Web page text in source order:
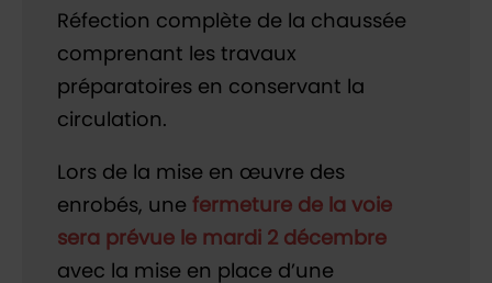
Réfection complète de la chaussée
comprenant les travaux
préparatoires en conservant la
circulation.
Lors de la mise en œuvre des
enrobés, une fermeture de la voie
sera prévue le mardi 2 décembre
avec la mise en place d’une